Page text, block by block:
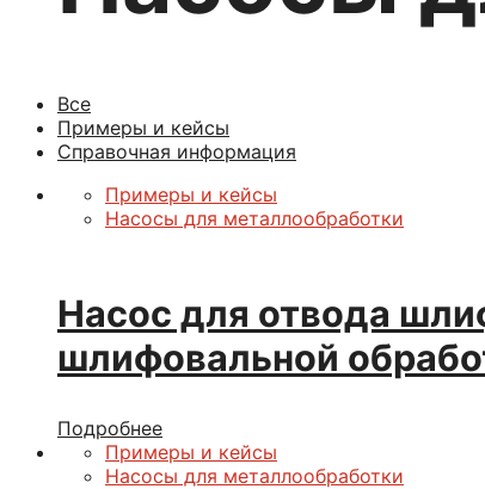
Все
Примеры и кейсы
Справочная информация
Примеры и кейсы
Насосы для металлообработки
Насос для отвода
шлифовальной
Подробнее
Примеры и кейсы
Насосы для металлообработки